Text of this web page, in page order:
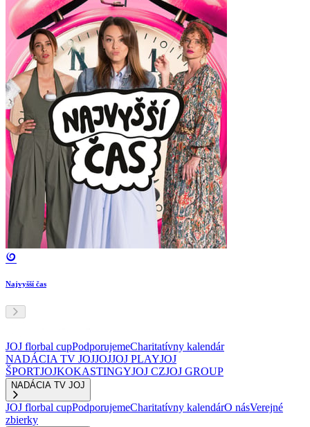
Najvyšší čas
JOJ florbal cupPodporujemeCharitatívny kalendár
NADÁCIA TV JOJJOJJOJ PLAYJOJ
ŠPORTJOJKOKASTINGYJOJ CZJOJ GROUP
NADÁCIA TV JOJ
JOJ florbal cupPodporujemeCharitatívny kalendárO násVerejné
zbierky